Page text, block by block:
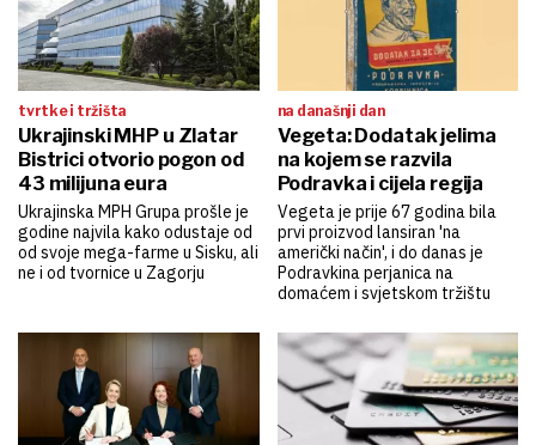
tvrtke i tržišta
Ukrajinski MHP u Zlatar
Bistrici otvorio pogon od
43 milijuna eura
Ukrajinska MPH Grupa prošle je
godine najvila kako odustaje od
od svoje mega-farme u Sisku, ali
ne i od tvornice u Zagorju
na današnji dan
Vegeta: Dodatak jelima
na kojem se razvila
Podravka i cijela regija
Vegeta je prije 67 godina bila
prvi proizvod lansiran 'na
američki način', i do danas je
Podravkina perjanica na
domaćem i svjetskom tržištu